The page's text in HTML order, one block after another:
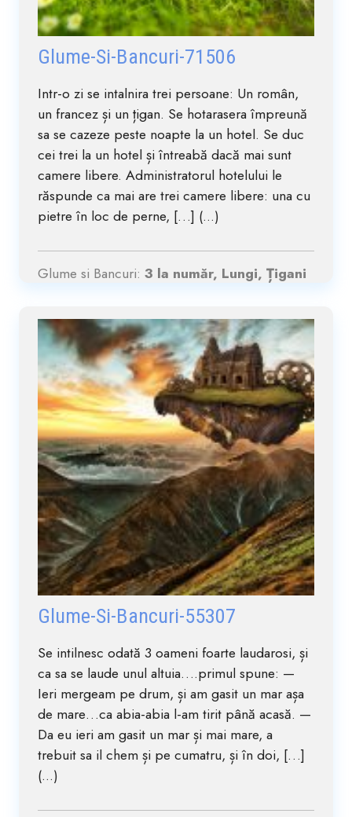
Glume-Si-Bancuri-71506
Intr-o zi se intalnira trei persoane: Un român,
un francez și un țigan. Se hotarasera împreună
sa se cazeze peste noapte la un hotel. Se duc
cei trei la un hotel și întreabă dacă mai sunt
camere libere. Administratorul hotelului le
răspunde ca mai are trei camere libere: una cu
pietre în loc de perne, […] (...)
Glume si Bancuri: 3 la număr, Lungi, Țigani
Glume-Si-Bancuri-55307
Se intilnesc odată 3 oameni foarte laudarosi, și
ca sa se laude unul altuia….primul spune: —
Ieri mergeam pe drum, și am gasit un mar așa
de mare…ca abia-abia l-am tirit până acasă. —
Da eu ieri am gasit un mar și mai mare, a
trebuit sa il chem și pe cumatru, și în doi, […]
(...)